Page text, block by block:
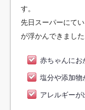
す。
先日スーパーにて
が浮かんできました
赤ちゃんにお
塩分や添加物
アレルギーが